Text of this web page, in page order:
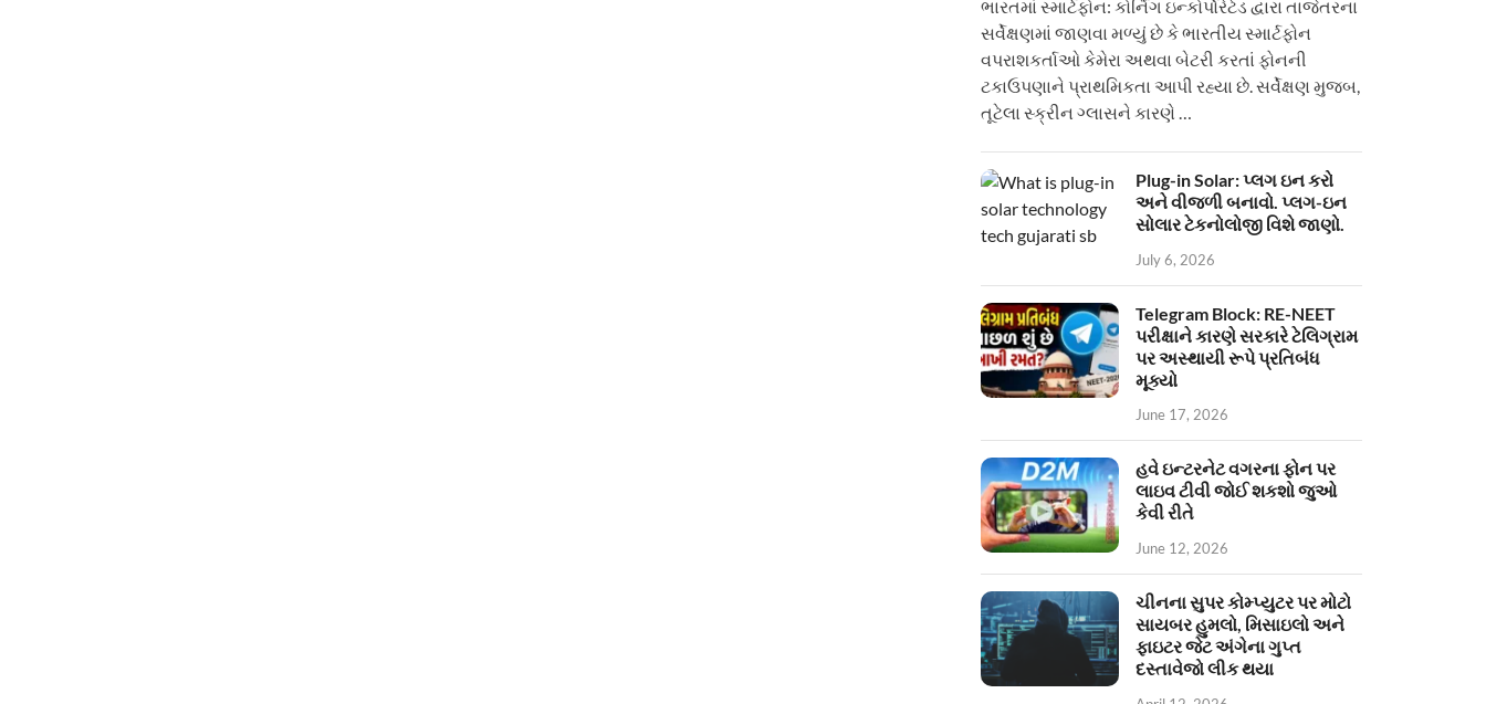
ભારતમાં સ્માર્ટફોન: કોર્નિંગ ઇન્કોર્પોરેટેડ દ્વારા તાજેતરના
સર્વેક્ષણમાં જાણવા મળ્યું છે કે ભારતીય સ્માર્ટફોન
વપરાશકર્તાઓ કેમેરા અથવા બેટરી કરતાં ફોનની
ટકાઉપણાને પ્રાથમિકતા આપી રહ્યા છે. સર્વેક્ષણ મુજબ,
તૂટેલા સ્ક્રીન ગ્લાસને કારણે …
Plug-in Solar: પ્લગ ઇન કરો
અને વીજળી બનાવો. પ્લગ-ઇન
સોલાર ટેકનોલોજી વિશે જાણો.
July 6, 2026
Telegram Block: RE-NEET
પરીક્ષાને કારણે સરકારે ટેલિગ્રામ
પર અસ્થાયી રૂપે પ્રતિબંધ
મૂક્યો
June 17, 2026
હવે ઇન્ટરનેટ વગરના ફોન પર
લાઇવ ટીવી જોઈ શકશો જુઓ
કેવી રીતે
June 12, 2026
ચીનના સુપર કોમ્પ્યુટર પર મોટો
સાયબર હુમલો, મિસાઇલો અને
ફાઇટર જેટ અંગેના ગુપ્ત
દસ્તાવેજો લીક થયા